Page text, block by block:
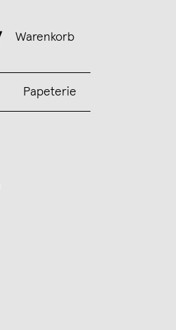
Warenkorb
Papeterie